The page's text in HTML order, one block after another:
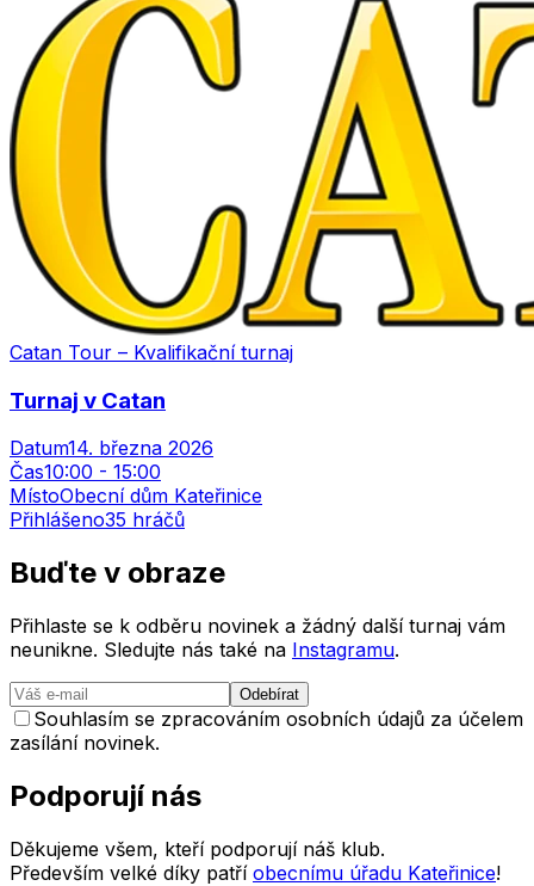
Catan Tour – Kvalifikační turnaj
Turnaj v Catan
Datum14. března 2026
Čas10:00 - 15:00
MístoObecní dům Kateřinice
Přihlášeno35 hráčů
Buďte v obraze
Přihlaste se k odběru novinek a žádný další turnaj vám
neunikne. Sledujte nás také na Instagramu.
Odebírat
Souhlasím se zpracováním osobních údajů za účelem
zasílání novinek.
Podporují nás
Děkujeme všem, kteří podporují náš klub.
Především velké díky patří obecnímu úřadu Kateřinice!